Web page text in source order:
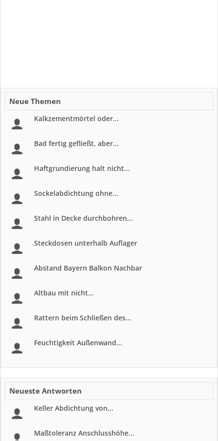
Neue Themen
Kalkzementmörtel oder...
Bad fertig gefließt, aber...
Haftgrundierung halt nicht...
Sockelabdichtung ohne...
Stahl in Decke durchbohren...
Steckdosen unterhalb Auflager
Abstand Bayern Balkon Nachbar
Altbau mit nicht...
Rattern beim Schließen des...
Feuchtigkeit Außenwand...
Neueste Antworten
Keller Abdichtung von...
Maßtoleranz Anschlusshöhe...